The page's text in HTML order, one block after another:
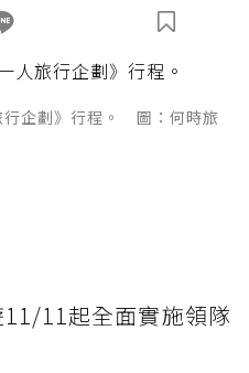
0點；前往 購買點數
行企劃》行程。 圖：何時旅
11起全面實施領隊